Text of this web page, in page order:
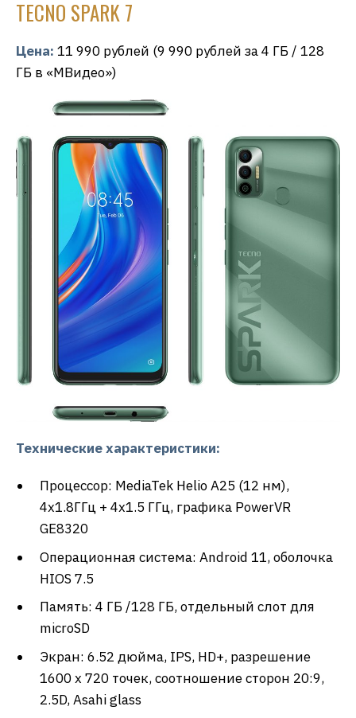
TECNO SPARK 7
Цена: 11 990 рублей (9 990 рублей за 4 ГБ / 128
ГБ в «МВидео»)
Технические характеристики:
Процессор: MediaTek Helio A25 (12 нм),
4х1.8ГГц + 4х1.5 ГГц, графика PowerVR
GE8320
Операционная система: Android 11, оболочка
HIOS 7.5
Память: 4 ГБ /128 ГБ, отдельный слот для
microSD
Экран: 6.52 дюйма, IPS, HD+, разрешение
1600 x 720 точек, соотношение сторон 20:9,
2.5D, Asahi glass